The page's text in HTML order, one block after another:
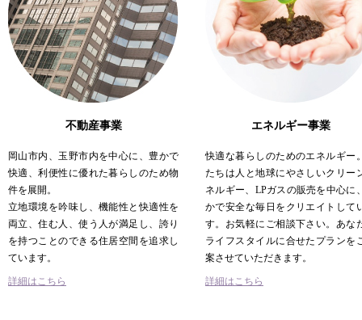
不動産事業
岡山市内、玉野市内を中心に、豊かで
快適、利便性に優れた暮らしのため物
件を展開。
立地環境を吟味し、機能性と快適性を
両立、住む人、使う人が満足し、誇り
を持つことのできる住居空間を追求し
ています。
詳細はこちら
エネルギー事業
快適な暮らしのためのエネルギー
たちは人と地球にやさしいクリー
ネルギー、LPガスの販売を中心に
かで安全な毎日をクリエイトして
す。お気軽にご相談下さい。あな
ライフスタイルに合せたプランを
案させていただきます。
詳細はこちら